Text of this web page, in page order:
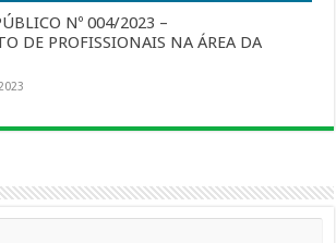
Nº 004/2023 –
DE PROFISSIONAIS NA ÁREA DA